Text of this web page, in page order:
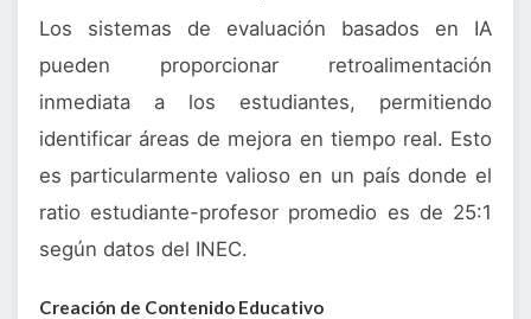
Los sistemas de evaluación basados en IA
pueden proporcionar retroalimentación
inmediata a los estudiantes, permitiendo
identificar áreas de mejora en tiempo real. Esto
es particularmente valioso en un país donde el
ratio estudiante-profesor promedio es de 25:1
según datos del INEC.
Creación de Contenido Educativo